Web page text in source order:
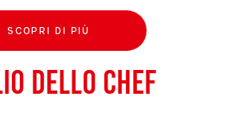
SCOPRI DI PIÙ
DELLO CHEF